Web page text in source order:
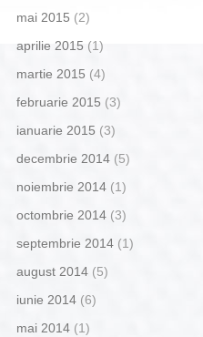
mai 2015 (2)
aprilie 2015(1)
martie 2015 (4)
februarie 2015 (3)
ianuarie 2015 (3)
decembrie 2014(5)
noiembrie 2014(1)
octombrie 2014(3)
septembrie 2014(1)
august 2014(5)
iunie 2014(6)
mai 2014(1)